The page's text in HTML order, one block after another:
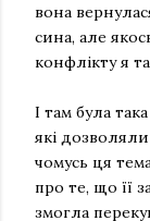
вона
сина, але
конфлікту я
І там була
які
чомусь ця
про те, що її
змогла